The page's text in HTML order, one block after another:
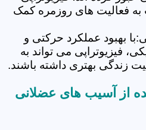
به فعالیت های روزمره کمک
بهبود عملکرد حرکتی و
فیزیوتراپی می تواند به
زندگی بهتری داشته باشند.
از آسیب های عضلانی